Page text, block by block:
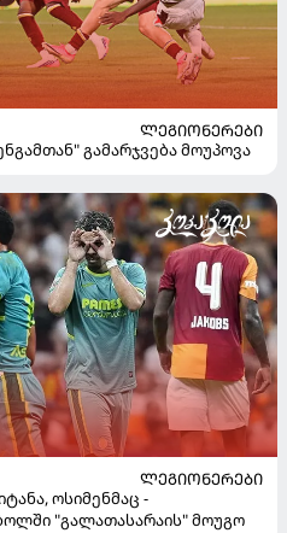
ᲚᲔᲒᲘᲝᲜᲔᲠᲔᲑᲘ
გამარჯვება მოუპოვა
ᲚᲔᲒᲘᲝᲜᲔᲠᲔᲑᲘ
ოსიმენმაც -
"გალათასარაის" მოუგო